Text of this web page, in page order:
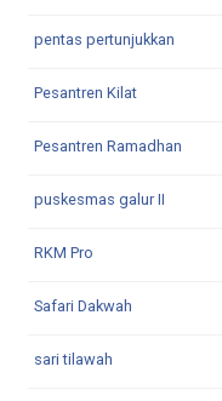
pentas pertunjukkan
Pesantren Kilat
Pesantren Ramadhan
puskesmas galur II
RKM Pro
Safari Dakwah
sari tilawah